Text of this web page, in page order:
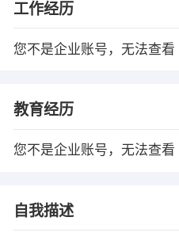
工作经历
您不是企业账号，无法查看
教育经历
您不是企业账号，无法查看
自我描述